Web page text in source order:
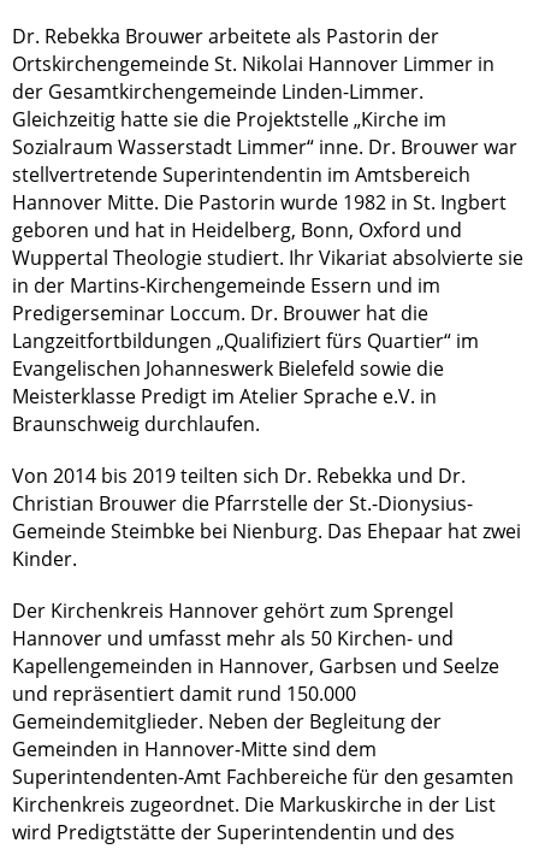
Dr. Rebekka Brouwer arbeitete als Pastorin der
Ortskirchengemeinde St. Nikolai Hannover Limmer in
der Gesamtkirchengemeinde Linden-Limmer.
Gleichzeitig hatte sie die Projektstelle „Kirche im
Sozialraum Wasserstadt Limmer“ inne. Dr. Brouwer war
stellvertretende Superintendentin im Amtsbereich
Hannover Mitte. Die Pastorin wurde 1982 in St. Ingbert
geboren und hat in Heidelberg, Bonn, Oxford und
Wuppertal Theologie studiert. Ihr Vikariat absolvierte sie
in der Martins-Kirchengemeinde Essern und im
Predigerseminar Loccum. Dr. Brouwer hat die
Langzeitfortbildungen „Qualifiziert fürs Quartier“ im
Evangelischen Johanneswerk Bielefeld sowie die
Meisterklasse Predigt im Atelier Sprache e.V. in
Braunschweig durchlaufen.
Von 2014 bis 2019 teilten sich Dr. Rebekka und Dr.
Christian Brouwer die Pfarrstelle der St.-Dionysius-
Gemeinde Steimbke bei Nienburg. Das Ehepaar hat zwei
Kinder.
Der Kirchenkreis Hannover gehört zum Sprengel
Hannover und umfasst mehr als 50 Kirchen- und
Kapellengemeinden in Hannover, Garbsen und Seelze
und repräsentiert damit rund 150.000
Gemeindemitglieder. Neben der Begleitung der
Gemeinden in Hannover-Mitte sind dem
Superintendenten-Amt Fachbereiche für den gesamten
Kirchenkreis zugeordnet. Die Markuskirche in der List
wird Predigtstätte der Superintendentin und des